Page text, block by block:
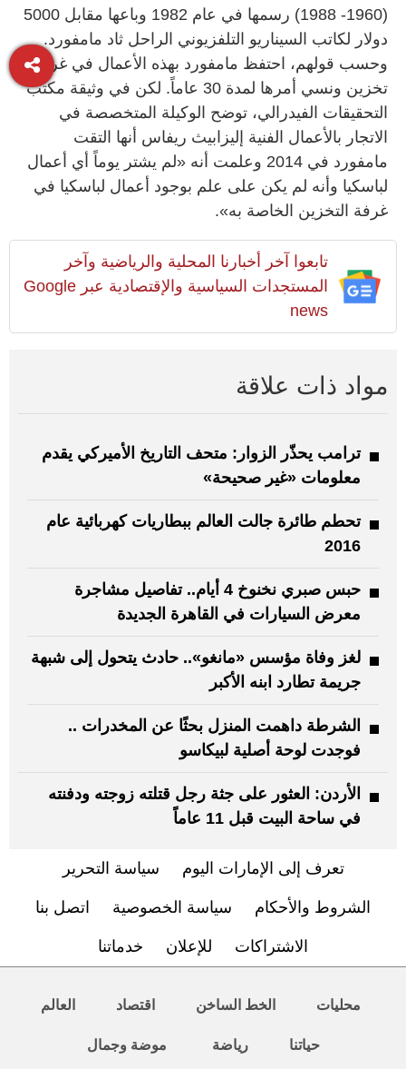
(1960- 1988) رسمها في عام 1982 وباعها مقابل 5000
دولار لكاتب السيناريو التلفزيوني الراحل ثاد مامفورد.
وحسب قولهم، احتفظ مامفورد بهذه الأعمال في غرفة
تخزين ونسي أمرها لمدة 30 عاماً. لكن في وثيقة مكتب
التحقيقات الفيدرالي، توضح الوكيلة المتخصصة في
الاتجار بالأعمال الفنية إليزابيث ريفاس أنها التقت
مامفورد في 2014 وعلمت أنه «لم يشتر يوماً أي أعمال
لباسكيا وأنه لم يكن على علم بوجود أعمال لباسكيا في
غرفة التخزين الخاصة به».
تابعوا آخر أخبارنا المحلية والرياضية وآخر
المستجدات السياسية والإقتصادية عبر Google
news
مواد ذات علاقة
ترامب يحذّر الزوار: متحف التاريخ الأميركي يقدم
معلومات «غير صحيحة»
تحطم طائرة جالت العالم ببطاريات كهربائية عام
2016
حبس صبري نخنوخ 4 أيام.. تفاصيل مشاجرة
معرض السيارات في القاهرة الجديدة
لغز وفاة مؤسس «مانغو».. حادث يتحول إلى شبهة
جريمة تطارد ابنه الأكبر
الشرطة داهمت المنزل بحثًا عن المخدرات ..
فوجدت لوحة أصلية لبيكاسو
الأردن: العثور على جثة رجل قتلته زوجته ودفنته
في ساحة البيت قبل 11 عاماً
تعرف إلى الإمارات اليوم سياسة التحرير
الشروط والأحكام سياسة الخصوصية اتصل بنا
الاشتراكات للإعلان خدماتنا
محليات الخط الساخن اقتصاد العالم
حياتنا رياضة موضة وجمال